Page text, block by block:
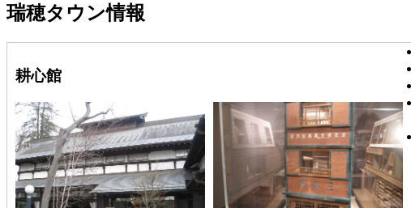
瑞穂タウン情報
耕心館